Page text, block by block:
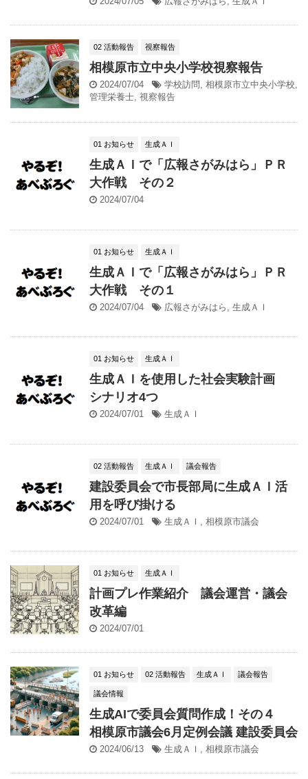
02 活動報告 視察報告
相模原市立中央小学校視察報告
2024/07/04 学校訪問 , 相模原市立中央小学校,
管理栄養士, 視察報告
01 お知らせ 生成ＡＩ
生成ＡＩで「広報さがみはら」ＰＲ
大作戦 その２
2024/07/04
01 お知らせ 生成ＡＩ
生成ＡＩで「広報さがみはら」ＰＲ
大作戦 その１
2024/07/04 広報さがみはら 生成ＡＩ
01 お知らせ 生成ＡＩ
生成ＡＩを使用した社会実験計画
シナリオ4つ
2024/07/01 生成ＡＩ
02 活動報告 生成ＡＩ 議会報告
建設委員会で市長部局に生成ＡＩ活
用を呼び掛ける
2024/07/01 生成ＡＩ 相模原市議会
01 お知らせ 生成ＡＩ
計画プレ作業紹介 議会運営・議会
改革編
2024/07/01
01 お知らせ 02 活動報告 生成ＡＩ 議会報告
議会情報
生成AIで委員会質問作成！その４
相模原市議会6月定例会議 建設委員会
2024/06/13 生成ＡＩ , 相模原市議会